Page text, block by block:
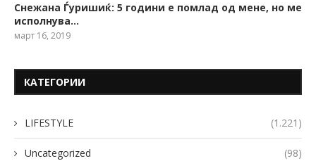
Снежана Ѓуришиќ: 5 години е помлад од мене, но ме
исполнува…
март 16, 2019
КАТЕГОРИИ
LIFESTYLE (1.221)
Uncategorized (98)